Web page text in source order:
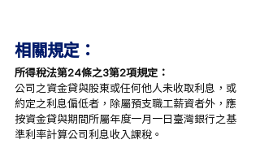
相關規定：
所得稅法第24條之3第2項規定：
公司之資金貸與股東或任何他人未收取利息，或
約定之利息偏低者，除屬預支職工薪資者外，應
按資金貸與期間所屬年度一月一日臺灣銀行之基
準利率計算公司利息收入課稅。